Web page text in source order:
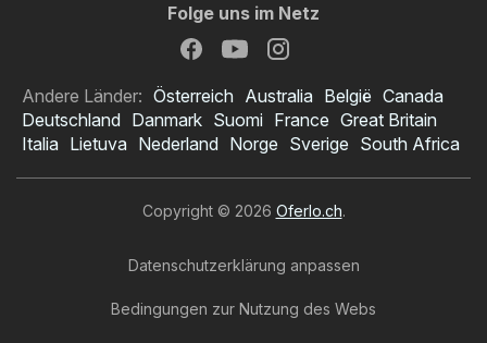
Folge uns im Netz
Andere Länder: Österreich Australia België Canada
Deutschland Danmark Suomi France Great Britain
Italia Lietuva Nederland Norge Sverige South Africa
Copyright © 2026 Oferlo.ch.
Datenschutzerklärung anpassen
Bedingungen zur Nutzung des Webs